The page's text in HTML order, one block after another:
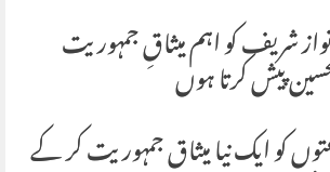
شریف کو اہم میثاقِ جمہوریت
پیش کرتا ہوں
کو ایک نیا میثاق جمہوریت کر کے